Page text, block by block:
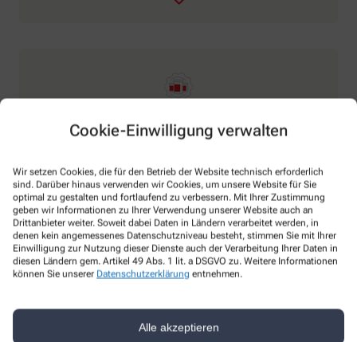
Cookie-Einwilligung verwalten
Wir setzen Cookies, die für den Betrieb der Website technisch erforderlich
sind. Darüber hinaus verwenden wir Cookies, um unsere Website für Sie
optimal zu gestalten und fortlaufend zu verbessern. Mit Ihrer Zustimmung
geben wir Informationen zu Ihrer Verwendung unserer Website auch an
Drittanbieter weiter. Soweit dabei Daten in Ländern verarbeitet werden, in
denen kein angemessenes Datenschutzniveau besteht, stimmen Sie mit Ihrer
Einwilligung zur Nutzung dieser Dienste auch der Verarbeitung Ihrer Daten in
diesen Ländern gem. Artikel 49 Abs. 1 lit. a DSGVO zu. Weitere Informationen
können Sie unserer Datenschutzerklärung entnehmen.
Alle akzeptieren